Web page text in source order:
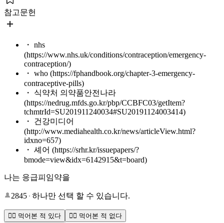
참고문헌
・ nhs
(https://www.nhs.uk/conditions/contraception/emergency-
contraception/)
・ who (https://fphandbook.org/chapter-3-emergency-
contraceptive-pills)
・ 식약처 의약품안전나라
(https://nedrug.mfds.go.kr/pbp/CCBFC03/getItem?
tchmtrId=SU201911240034#SU20191124003414)
・ 건강미디어
(http://www.mediahealth.co.kr/news/articleView.html?
idxno=657)
・ 셰어 (https://srhr.kr/issuepapers/?
bmode=view&idx=6142915&t=board)
나는 응급피임약을
2845 하나만 선택 할 수 있습니다.
🙆‍♀️ 먹어본 적 있다
🙅‍♀️ 먹어본 적 없다